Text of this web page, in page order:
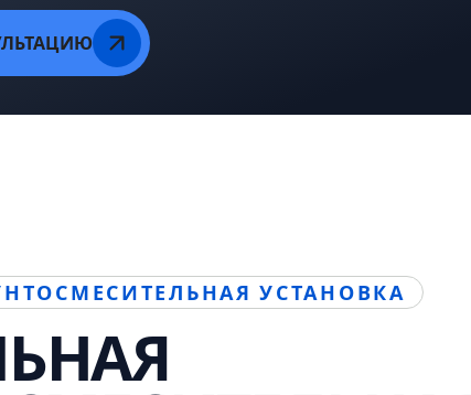
УСТАНОВКА